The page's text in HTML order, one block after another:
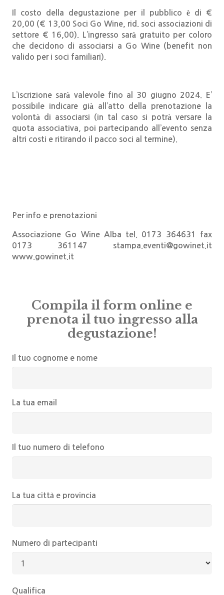
Il costo della degustazione per il pubblico è di €
20,00 (€ 13,00 Soci Go Wine, rid. soci associazioni di
settore € 16,00). L’ingresso sarà gratuito per coloro
che decidono di associarsi a Go Wine (benefit non
valido per i soci familiari).
L’iscrizione sarà valevole fino al 30 giugno 2024. E’
possibile indicare già all’atto della prenotazione la
volontà di associarsi (in tal caso si potrà versare la
quota associativa, poi partecipando all’evento senza
altri costi e ritirando il pacco soci al termine).
Per info e prenotazioni
Associazione Go WineAlba tel. 0173 364631 fax
0173 361147 stampa.eventi@gowinet.it
www.gowinet.it
Compila il form online e
prenota il tuo ingresso alla
degustazione!
Il tuo cognome e nome
La tua email
Il tuo numero di telefono
La tua città e provincia
Numero di partecipanti
Qualifica